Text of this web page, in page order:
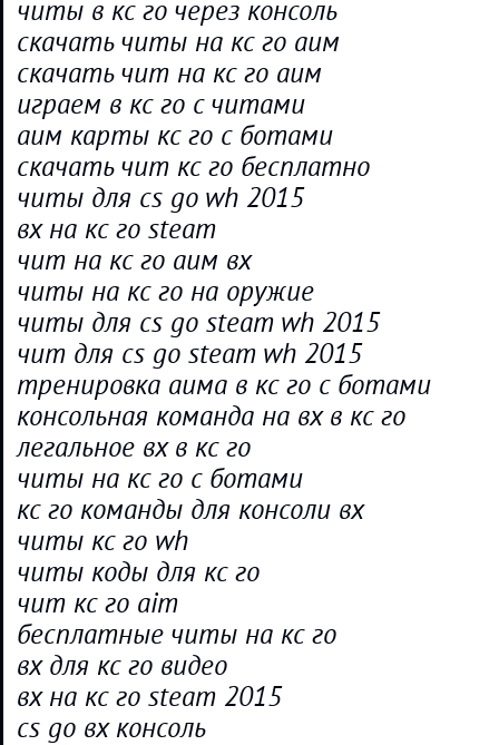
читы в кс го через консоль
скачать читы на кс го аим
скачать чит на кс го аим
играем в кс го с читами
аим карты кс го с ботами
скачать чит кс го бесплатно
читы для cs go wh 2015
вх на кс го steam
чит на кс го аим вх
читы на кс го на оружие
читы для cs go steam wh 2015
чит для cs go steam wh 2015
тренировка аима в кс го с ботами
консольная команда на вх в кс го
легальное вх в кс го
читы на кс го с ботами
кс го команды для консоли вх
читы кс го wh
читы коды для кс го
чит кс го aim
бесплатные читы на кс го
вх для кс го видео
вх на кс го steam 2015
cs go вх консоль